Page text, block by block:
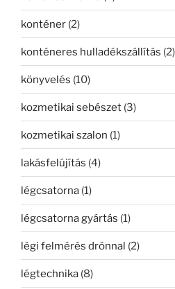
konténer (2)
konténeres hulladékszállítás (2)
könyvelés (10)
kozmetikai sebészet (3)
kozmetikai szalon (1)
lakásfelújítás (4)
légcsatorna (1)
légcsatorna gyártás (1)
légi felmérés drónnal (2)
légtechnika (8)